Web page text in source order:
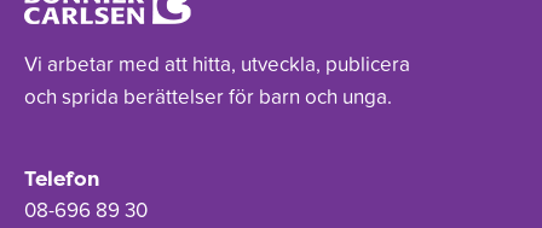
Vi arbetar med att hitta, utveckla, publicera
och sprida berättelser för barn och unga.
Telefon
08-696 89 30